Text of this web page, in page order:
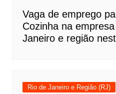
Vaga de emprego
Cozinha na
Janeiro e região
Rio de Janeiro e Região (RJ)